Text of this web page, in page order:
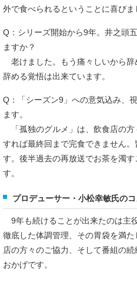
外で食べられるということに喜びま
Q：シリーズ開始から9年。井之頭
ますか？
老けました。もう痛々しいから辞
辞める覚悟は出来ています。
Q：「シーズン9」への意気込み、
ます。
「孤独のグルメ」は、飲食店の方
すれば最終回まで完食できません
す。後半過去の再放送でお茶を濁
す。
プロデューサー・小松幸敏氏のコ
9年も続けることが出来たのは主
徹底した体調管理、その胃袋を満
店の方々のご協力、そして番組の
おかげです。